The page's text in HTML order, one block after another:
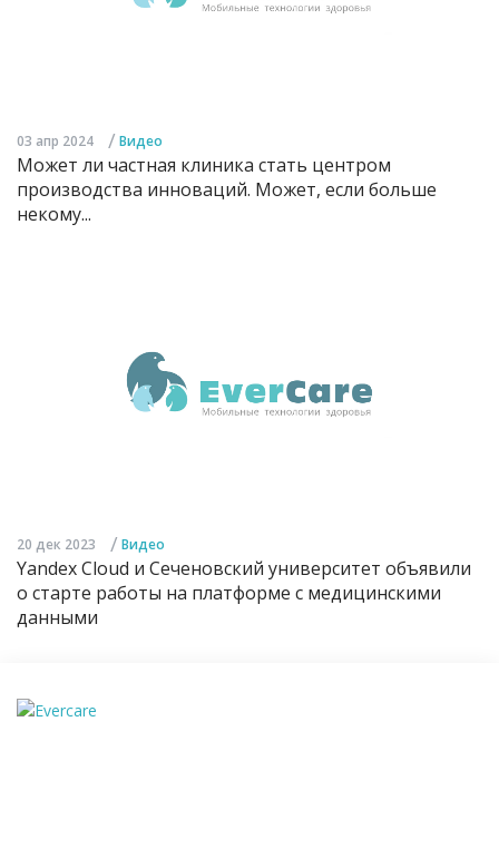
03 апр 2024 / Видео
Может ли частная клиника стать центром
производства инноваций. Может, если больше
некому...
20 дек 2023 / Видео
Yandex Cloud и Сеченовский университет объявили
о старте работы на платформе с медицинскими
данными